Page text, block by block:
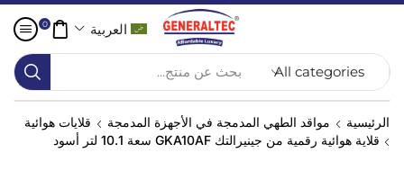
بحث عن منتج...
العربية 0
الرئيسية مواقد الطهي المدمجة في الأجهزة المدمجة قلايات هوائية
قلاية هوائية رقمية من جينيرالتك GKA10AF سعة 10.1 لتر أسود